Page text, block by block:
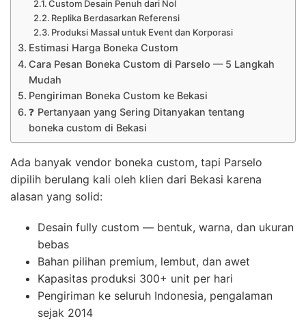
Custom Desain Penuh dari Nol
Replika Berdasarkan Referensi
Produksi Massal untuk Event dan Korporasi
Estimasi Harga Boneka Custom
Cara Pesan Boneka Custom di Parselo — 5 Langkah
Mudah
Pengiriman Boneka Custom ke Bekasi
❓ Pertanyaan yang Sering Ditanyakan tentang
boneka custom di Bekasi
Ada banyak vendor boneka custom, tapi Parselo
dipilih berulang kali oleh klien dari Bekasi karena
alasan yang solid:
Desain fully custom — bentuk, warna, dan ukuran
bebas
Bahan pilihan premium, lembut, dan awet
Kapasitas produksi 300+ unit per hari
Pengiriman ke seluruh Indonesia, pengalaman
sejak 2014